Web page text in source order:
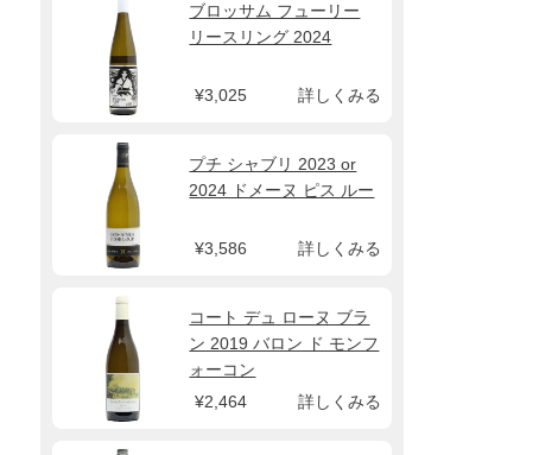
ブロッサム フューリー
リースリング 2024
¥3,025 詳しくみる
プチ シャブリ 2023 or
2024 ドメーヌ ピス ルー
¥3,586 詳しくみる
コート デュ ローヌ ブラ
ン 2019 バロン ド モンフ
ォーコン
¥2,464
詳しくみる